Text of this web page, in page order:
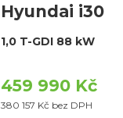
Hyundai i30
1,0 T-GDI 88 kW
459 990 Kč
380 157 Kč bez DPH